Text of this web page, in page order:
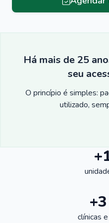
Há mais de 25
seu
O princípio é simples:
utilizado,
clínicas